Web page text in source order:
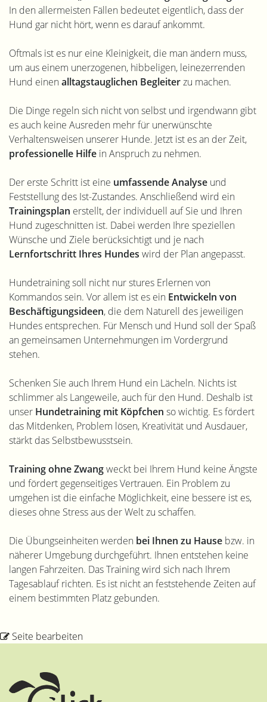
In den allermeisten Fällen bedeutet eigentlich, dass der
Hund gar nicht hört, wenn es darauf ankommt.
Oftmals ist es nur eine Kleinigkeit, die man ändern muss,
um aus einem unerzogenen, hibbeligen, leinezerrenden
Hund einenalltagstauglichen Begleiterzu machen.
Die Dinge regeln sich nicht von selbst und irgendwann gibt
es auch keine Ausreden mehr für unerwünschte
Verhaltensweisen unserer Hunde. Jetzt ist es an der Zeit,
professionelle Hilfe in Anspruch zu nehmen.
Der erste Schritt ist eine umfassende Analyse und
Feststellung des Ist-Zustandes. Anschließend wird ein
Trainingsplan erstellt, der individuell auf Sie und Ihren
Hund zugeschnitten ist. Dabei werden Ihre speziellen
Wünsche und Ziele berücksichtigt und je nach
Lernfortschritt Ihres Hundes wird der Plan angepasst.
Hundetraining soll nicht nur stures Erlernen von
Kommandos sein. Vor allem ist es ein Entwickeln von
Beschäftigungsideen, die dem Naturell des jeweiligen
Hundes entsprechen. Für Mensch und Hund soll der Spaß
an gemeinsamen Unternehmungen im Vordergrund
stehen.
Schenken Sie auch Ihrem Hund ein Lächeln. Nichts ist
schlimmer als Langeweile, auch für den Hund. Deshalb ist
unser Hundetraining mit Köpfchen so wichtig. Es fördert
das Mitdenken, Problem lösen, Kreativität und Ausdauer,
stärkt das Selbstbewusstsein.
Training ohne Zwangweckt bei Ihrem Hund keine Ängste
und fördert gegenseitiges Vertrauen. Ein Problem zu
umgehen ist die einfache Möglichkeit, eine bessere ist es,
dieses ohne Stress aus der Welt zu schaffen.
Die Übungseinheiten werden bei Ihnen zu Hause bzw. in
näherer Umgebung durchgeführt. Ihnen entstehen keine
langen Fahrzeiten. Das Training wird sich nach Ihrem
Tagesablauf richten. Es ist nicht an feststehende Zeiten auf
einem bestimmten Platz gebunden.
Seite bearbeiten